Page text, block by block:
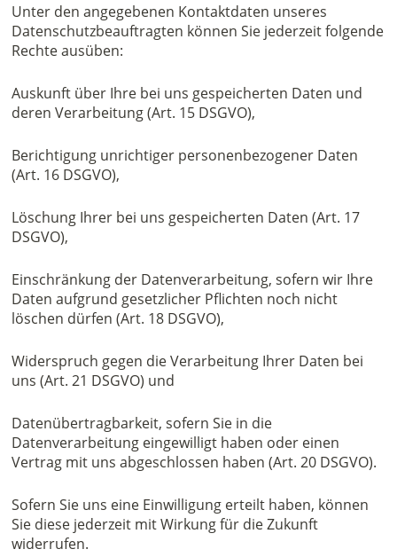
Unter den angegebenen Kontaktdaten unseres
Datenschutzbeauftragten können Sie jederzeit folgende
Rechte ausüben:
Auskunft über Ihre bei uns gespeicherten Daten und
deren Verarbeitung (Art. 15 DSGVO),
Berichtigung unrichtiger personenbezogener Daten
(Art. 16 DSGVO),
Löschung Ihrer bei uns gespeicherten Daten (Art. 17
DSGVO),
Einschränkung der Datenverarbeitung, sofern wir Ihre
Daten aufgrund gesetzlicher Pflichten noch nicht
löschen dürfen (Art. 18 DSGVO),
Widerspruch gegen die Verarbeitung Ihrer Daten bei
uns (Art. 21 DSGVO) und
Datenübertragbarkeit, sofern Sie in die
Datenverarbeitung eingewilligt haben oder einen
Vertrag mit uns abgeschlossen haben (Art. 20 DSGVO).
Sofern Sie uns eine Einwilligung erteilt haben, können
Sie diese jederzeit mit Wirkung für die Zukunft
widerrufen.